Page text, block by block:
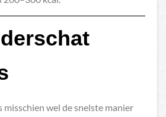
wel de snelste manier